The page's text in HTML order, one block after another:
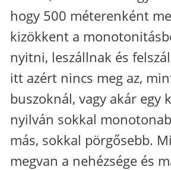
hogy 500 méterenként
kizökkent a
nyitni, leszállnak és
itt azért nincs meg az,
buszoknál, vagy akár
nyilván sokkal
más, sokkal pörgősebb.
megvan a nehézsége és